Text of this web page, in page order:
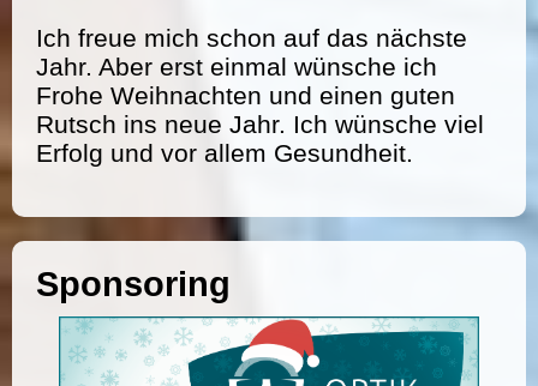
Ich freue mich schon auf das nächste
Jahr. Aber erst einmal wünsche ich
Frohe Weihnachten und einen guten
Rutsch ins neue Jahr. Ich wünsche viel
Erfolg und vor allem Gesundheit.
Sponsoring